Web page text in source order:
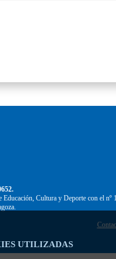
UTILIZADAS
Cultura y Deporte con el nº